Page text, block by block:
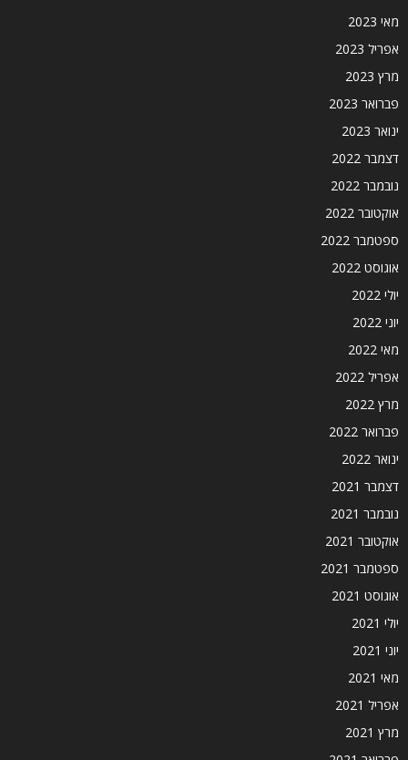
מאי 2023
אפריל 2023
מרץ 2023
פברואר 2023
ינואר 2023
דצמבר 2022
נובמבר 2022
אוקטובר 2022
ספטמבר 2022
אוגוסט 2022
יולי 2022
יוני 2022
מאי 2022
אפריל 2022
מרץ 2022
פברואר 2022
ינואר 2022
דצמבר 2021
נובמבר 2021
אוקטובר 2021
ספטמבר 2021
אוגוסט 2021
יולי 2021
יוני 2021
מאי 2021
אפריל 2021
מרץ 2021